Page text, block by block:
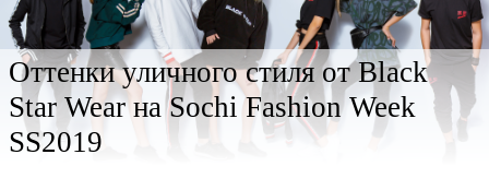
ШКОЛА ШЕФА: КУХНЯ НОВОГО ВРЕМЕНИ 2026
Оттенки уличного стиля от Black
Star Wear на Sochi Fashion Week
SS2019